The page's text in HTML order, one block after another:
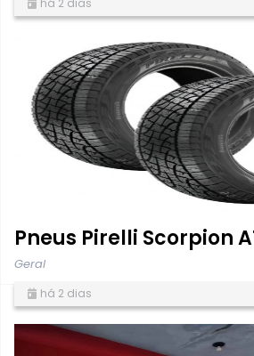
Pneus Pirelli Scorpion
Geral
há 2 dias